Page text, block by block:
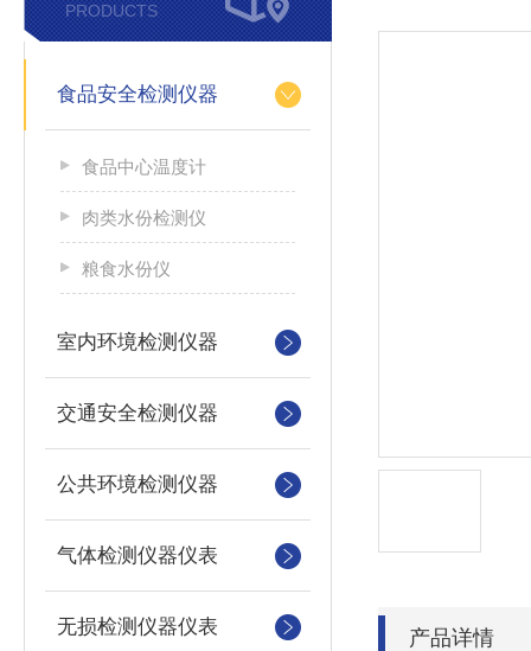
PRODUCTS
食品安全检测仪器
食品中心温度计
肉类水份检测仪
粮食水份仪
室内环境检测仪器
交通安全检测仪器
公共环境检测仪器
气体检测仪器仪表
无损检测仪器仪表 产品详情